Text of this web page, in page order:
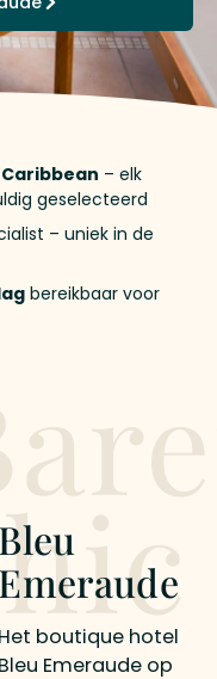
– elk
geselecteerd
– uniek in de
bereikbaar voor
Bleu
Emeraude
Het boutique hotel
Bleu Emeraude op